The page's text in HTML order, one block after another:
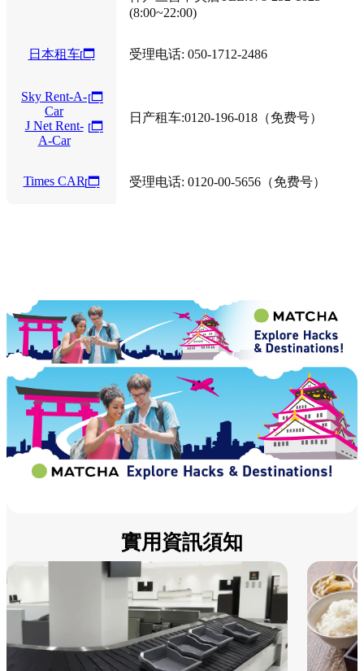
(8:00~22:00)
日本租车 受理电话: 050-1712-2486
Sky Rent-A-
Car
J Net Rent-
A-Car
日产租车:0120-196-018（免费号）
Times CAR 受理电话: 0120-00-5656（免费号）
實用資訊須知